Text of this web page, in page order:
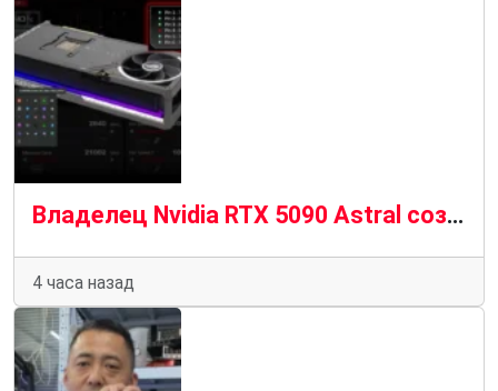
Владелец Nvidia RTX 5090 Astral создает инструмент для выключения ПК до того, как сгорит кабель 12 В-2×6
4 часа назад